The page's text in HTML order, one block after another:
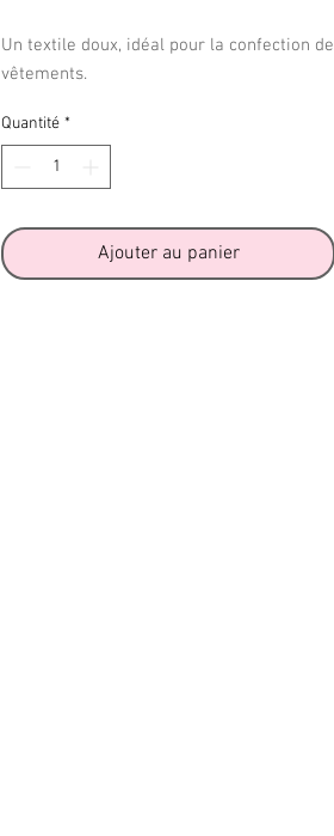
Un textile doux, idéal pour la confection de
vêtements.
Quantité *
Ajouter au panier